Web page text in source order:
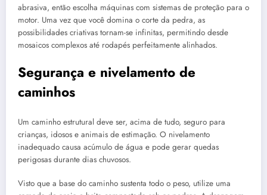
abrasiva, então escolha máquinas com sistemas de proteção para o
motor. Uma vez que você domina o corte da pedra, as
possibilidades criativas tornam-se infinitas, permitindo desde
mosaicos complexos até rodapés perfeitamente alinhados.
Segurança e nivelamento de
caminhos
Um caminho estrutural deve ser, acima de tudo, seguro para
crianças, idosos e animais de estimação. O nivelamento
inadequado causa acúmulo de água e pode gerar quedas
perigosas durante dias chuvosos.
Visto que a base do caminho sustenta todo o peso, utilize uma